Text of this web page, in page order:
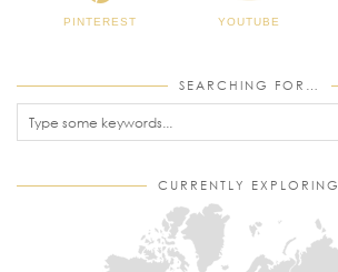
PINTEREST YOUTUBE
SEARCHING FOR…
CURRENTLY EXPLORING